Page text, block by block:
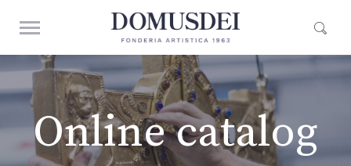
Online catalog